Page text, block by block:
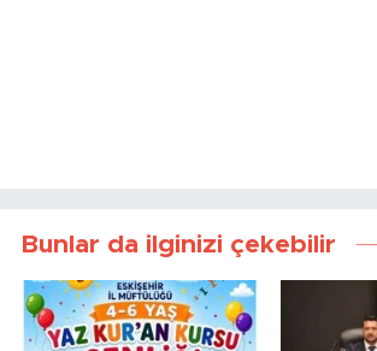
Bunlar da ilginizi çekebilir